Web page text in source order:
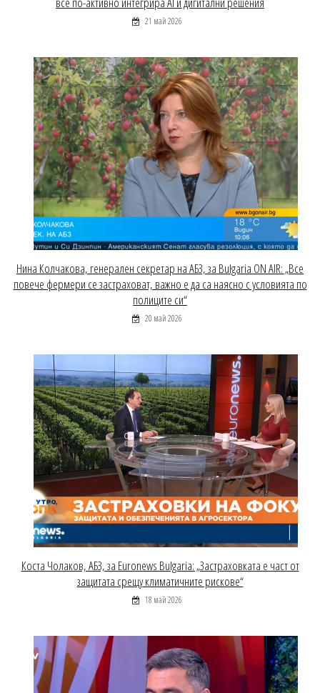
21 май 2026
Нина Колчакова, генерален секретар на АБЗ, за Bulgaria ON AIR: „Все
повече фермери се застраховат, важно е да са наясно с условията по
полиците си“
20 май 2026
Коста Чолаков, АБЗ, за Euronews Bulgaria: „Застраховката е част от
защитата срещу климатичните рискове“
18 май 2026